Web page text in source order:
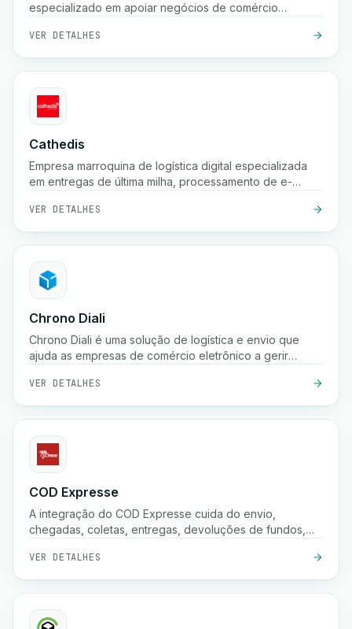
especializado em apoiar negócios de comércio
VER DETALHES
Cathedis
Empresa marroquina de logística digital especializada
em entregas de última milha, processamento de e-
rastreamento em tempo real e soluções de
armazenamento.
VER DETALHES
Chrono Diali
Chrono Diali é uma solução de logística e envio que
ajuda as empresas de comércio eletrônico a gerir
real e otimizar seus processos de atendimento com
facilidade.
VER DETALHES
COD Expresse
A integração do COD Expresse cuida do envio,
chegadas, coletas, entregas, devoluções de fundos,
VER DETALHES